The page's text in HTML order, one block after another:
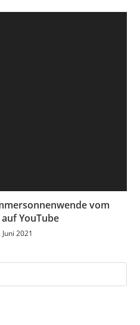
vom
YouTube
Juni 2021